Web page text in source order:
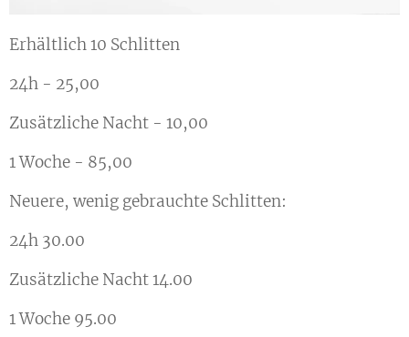
Erhältlich 10 Schlitten
24h - 25,00
Zusätzliche Nacht - 10,00
1 Woche - 85,00
Neuere, wenig gebrauchte Schlitten:
24h 30.00
Zusätzliche Nacht 14.00
1 Woche 95.00